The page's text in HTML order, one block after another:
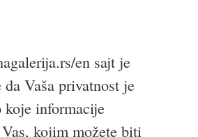
en sajt je
da Vaša privatnost je
informacije
kojim možete biti